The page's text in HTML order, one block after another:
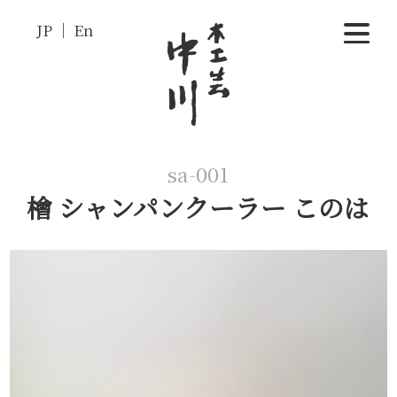
JP En
sa-001
檜 シャンパンクーラー このは